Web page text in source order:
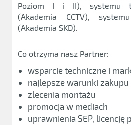
Poziom I i II), systemu
(Akademia CCTV),
(Akademia SKD).
Co otrzyma nasz Partner:
wsparcie techniczne i
najlepsze warunki
zlecenia montażu
promocja w mediach
uprawnienia SEP, licencję